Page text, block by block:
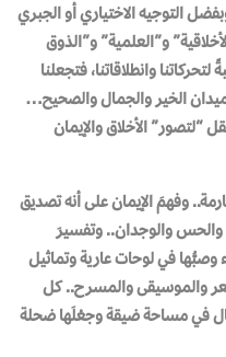
التوجيه الاختياري أو الجبري
و”العلمية” و”الذوق
وانطلاقاتنا، فتجعلنا
الخير والجمال والصحيح…
“لتصور” الأخلاق والإيمان
وفهمَ الإيمان على أنه تصديق
والوجدان.. وتفسيرَ
وصبُّها في لوحات عارية وتماثيل
والموسيقى والمسرح.. كل
في مساحة ضيقة وجعْلَها ضحلة